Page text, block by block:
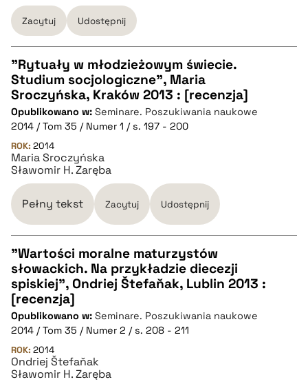
pobierz cytat
Zacytuj Udostępnij
CZYSTY TEKST
pobierz cytat
BIBTEX
pobierz cytat
"Rytuały w młodzieżowym świecie.
Studium socjologiczne", Maria
Sroczyńska, Kraków 2013 : [recenzja]
Opublikowano w: Seminare. Poszukiwania naukowe
2014 / Tom 35 / Numer 1 / s. 197 - 200
ROK: 2014
Maria Sroczyńska
Sławomir H. Zaręba
Pełny tekst Zacytuj Udostępnij
CZYSTY TEKST
pobierz cytat
BIBTEX
"Wartości moralne maturzystów
słowackich. Na przykładzie diecezji
spiskiej", Ondriej Štefaňak, Lublin 2013 :
[recenzja]
Opublikowano w: Seminare. Poszukiwania naukowe
2014 / Tom 35 / Numer 2 / s. 208 - 211
ROK: 2014
Ondriej Štefaňak
Sławomir H. Zaręba